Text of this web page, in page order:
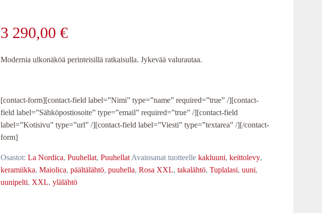
3 290,00 €
Modernia ulkonäköä perinteisillä ratkaisulla. Jykevää valurautaa.
[contact-form][contact-field label=”Nimi” type=”name” required=”true” /][contact-
field label=”Sähköpostiosoite” type=”email” required=”true” /][contact-field
label=”Kotisivu” type=”url” /][contact-field label=”Viesti” type=”textarea” /][/contact-
form]
Osastot: La Nordica, Puuhellat, Puuhellat Avainsanat tuotteelle kakluuni, keittolevy,
keramiikka, Maiolica, päältälähtö, puuhella, Rosa XXL, takalähtö, Tuplalasi, uuni,
uunipelti, XXL, ylälähtö